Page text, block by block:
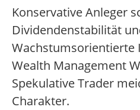
Konservative Anleger
Dividendenstabilität
Wachstumsorientierte
Wealth Management
Spekulative Trader
Charakter.